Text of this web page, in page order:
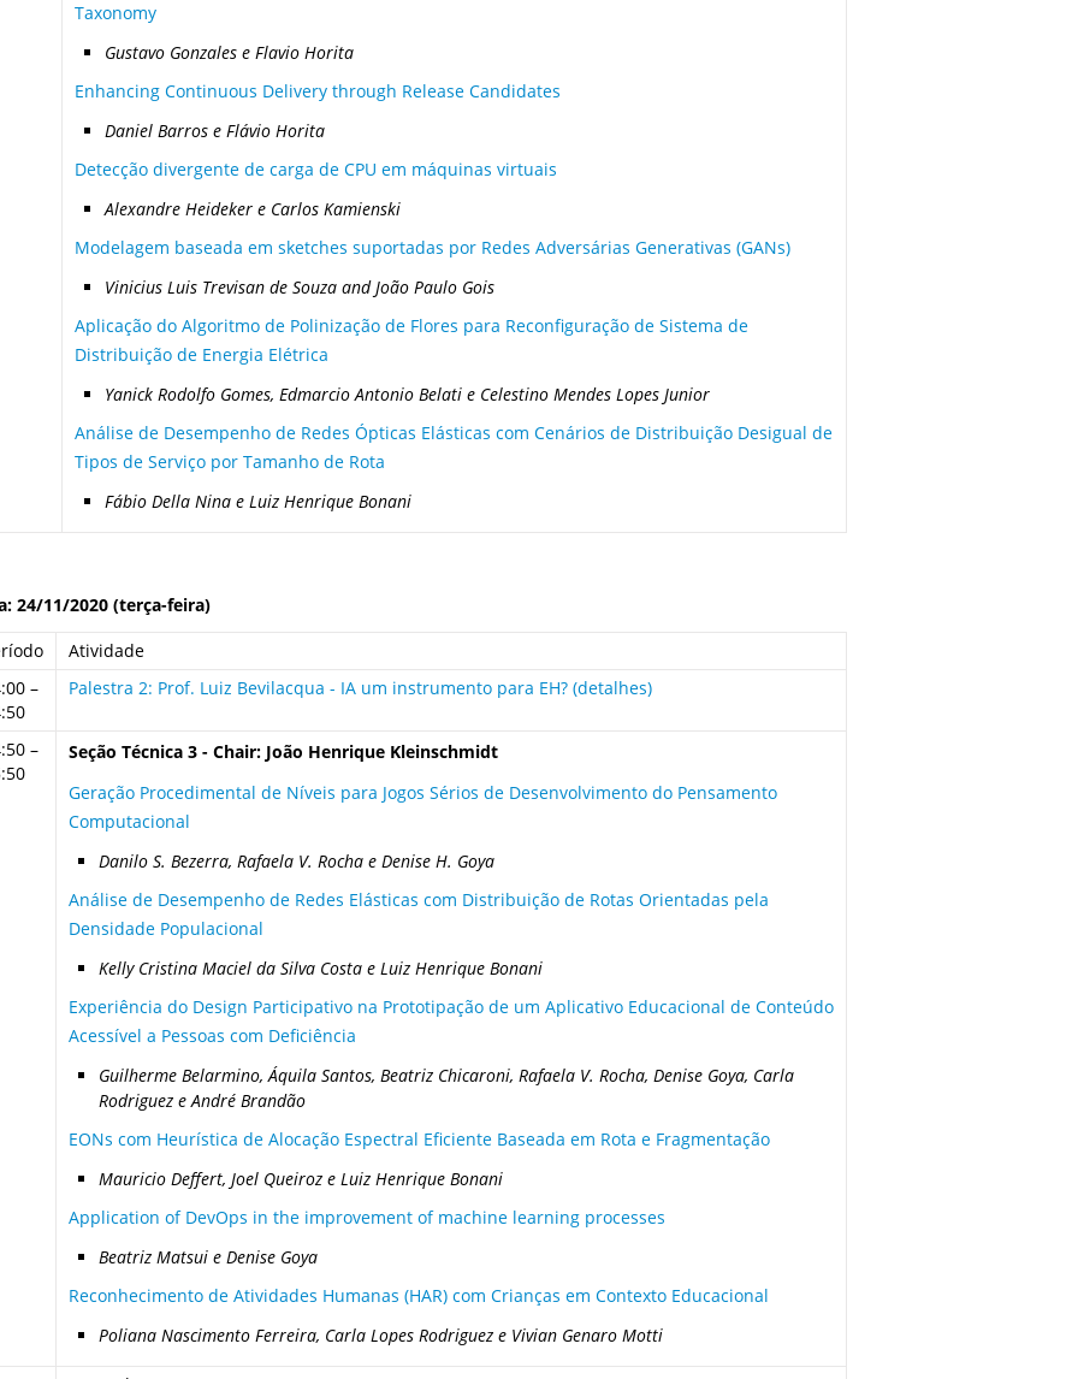
Taxonomy
Gustavo Gonzales e Flavio Horita
Enhancing Continuous Delivery through Release Candidates
Daniel Barros e Flávio Horita
Detecção divergente de carga de CPU em máquinas virtuais
Alexandre Heideker e Carlos Kamienski
Modelagem baseada em sketches suportadas por Redes Adversárias Generativas (GANs)
Vinicius Luis Trevisan de Souza and João Paulo Gois
Aplicação do Algoritmo de Polinização de Flores para Reconfiguração de Sistema de
Distribuição de Energia Elétrica
Yanick Rodolfo Gomes, Edmarcio Antonio Belati e Celestino Mendes Lopes Junior
Análise de Desempenho de Redes Ópticas Elásticas com Cenários de Distribuição Desigual de
Tipos de Serviço por Tamanho de Rota
Fábio Della Nina e Luiz Henrique Bonani
24/11/2020 (terça-feira)
Atividade
–
Palestra 2: Prof. Luiz Bevilacqua - IA um instrumento para EH? (detalhes)
–
Seção Técnica 3 - Chair: João Henrique Kleinschmidt
Geração Procedimental de Níveis para Jogos Sérios de Desenvolvimento do Pensamento
Computacional
Danilo S. Bezerra, Rafaela V. Rocha e Denise H. Goya
Análise de Desempenho de Redes Elásticas com Distribuição de Rotas Orientadas pela
Densidade Populacional
Kelly Cristina Maciel da Silva Costa e Luiz Henrique Bonani
Experiência do Design Participativo na Prototipação de um Aplicativo Educacional de Conteúdo
Acessível a Pessoas com Deficiência
Guilherme Belarmino, Áquila Santos, Beatriz Chicaroni, Rafaela V. Rocha, Denise Goya, Carla
Rodriguez e André Brandão
EONs com Heurística de Alocação Espectral Eficiente Baseada em Rota e Fragmentação
Mauricio Deffert, Joel Queiroz e Luiz Henrique Bonani
Application of DevOps in the improvement of machine learning processes
Beatriz Matsui e Denise Goya
Reconhecimento de Atividades Humanas (HAR) com Crianças em Contexto Educacional
Poliana Nascimento Ferreira, Carla Lopes Rodriguez e Vivian Genaro Motti